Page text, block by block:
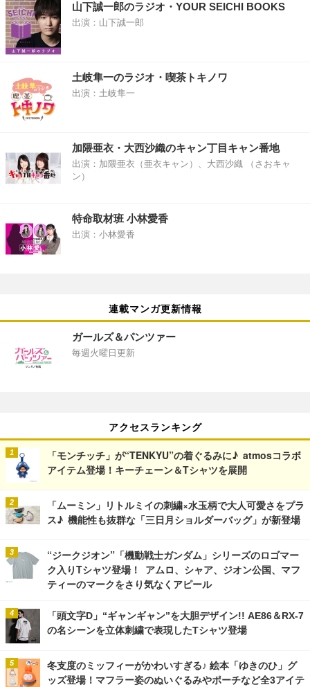
山下誠一郎のラジオ・YOUR SEICHI BOOKS
出演：山下誠一郎
土岐隼一のラジオ・喫茶トキノワ
出演：土岐隼一
加隈亜衣・大西沙織のキャン丁目キャン番地
出演：加隈亜衣（亜衣キャン）、大西沙織 （さおキャ
ン）
特命取材班 小林愛香
出演：小林愛香
連載マンガ更新情報
ガールズ＆パンツァー
毎週火曜日更新
アクセスランキング
「モンチッチ」が“TENKYU”の着ぐるみに♪ atmosコラボ
アイテム登場！キーチェーン＆Tシャツを展開
「ムーミン」リトルミイの刺繍×水玉柄で大人可愛さをプラ
ス♪ 機能性も抜群な「三日月ショルダーバッグ」が新登場
“ジークジオン”「機動戦士ガンダム」シリーズのロゴマー
ク入りTシャツ登場！ アムロ、シャア、ジオン公国、マフ
ティーのマークをさり気なくアピール
「頭文字D」“ギャンギャン”を大胆デザイン!! AE86＆RX-7
の名シーンを立体刺繍で表現したTシャツ登場
冬支度のミッフィーがかわいすぎる♪ 絵本「ゆきのひ」グ
ッズ登場！マフラー姿のぬいぐるみやポーチなど全3アイテ